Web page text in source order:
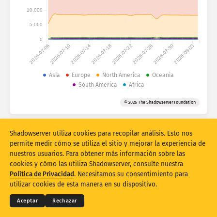
Conjunto de datos
Superpuestos
Actualizar Restablecer
Descargar como PNG
2026-07-062026-07-102026-07-142026-07-182026-07-222026-07-262026-07-302026-08-03
0
5,000
10,000
Asia Europe North America
Oceania
South America
Africa
© 2026 The Shadowserver Foundation
© 2026THE SHADOWSERVER FOUNDATION
Términos y Privacidad
Póngase en contacto con nosotros
Créditos
Shadowserver utiliza cookies para recopilar análisis. Esto nos
permite medir cómo se utiliza el sitio y mejorar la experiencia de
nuestros usuarios. Para obtener más información sobre las
cookies y cómo las utiliza Shadowserver, consulte nuestra
Política de Privacidad. Necesitamos su consentimiento para
utilizar cookies de esta manera en su dispositivo.
Aceptar Rechazar